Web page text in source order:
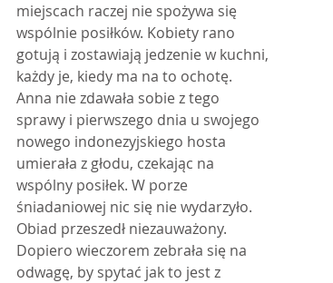
miejscach raczej nie spożywa się
wspólnie posiłków. Kobiety rano
gotują i zostawiają jedzenie w kuchni,
każdy je, kiedy ma na to ochotę.
Anna nie zdawała sobie z tego
sprawy i pierwszego dnia u swojego
nowego indonezyjskiego hosta
umierała z głodu, czekając na
wspólny posiłek. W porze
śniadaniowej nic się nie wydarzyło.
Obiad przeszedł niezauważony.
Dopiero wieczorem zebrała się na
odwagę, by spytać jak to jest z